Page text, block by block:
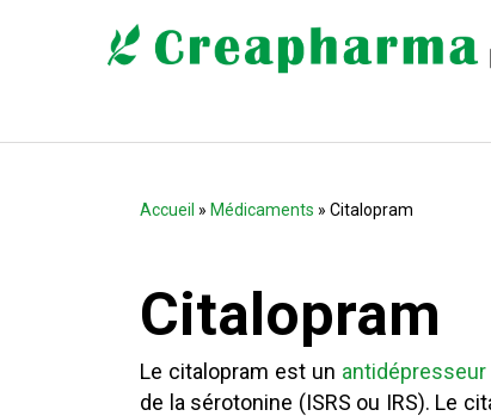
Accueil » Médicaments » Citalopram
Citalopram
Le citalopram est un antidépresseur
de la sérotonine (ISRS ou IRS). Le